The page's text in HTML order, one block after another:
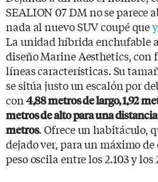
SEALION 07 DM no se parece
nada al nuevo SUV coupé que
La unidad híbrida enchufable
diseño Marine Aesthetics, con
líneas características. Su
se sitúa justo un escalón por
con 4,88 metros de largo, 1,92
metros de alto para una
metros. Ofrece un habitáculo,
dejado ver, para un máximo de
peso oscila entre los 2.103 y